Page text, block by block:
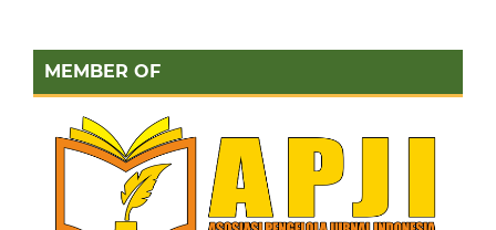
MEMBER OF